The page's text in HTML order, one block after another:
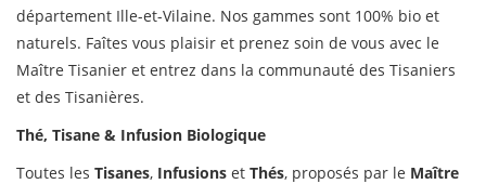
département Ille-et-Vilaine. Nos gammes sont 100% bio et
naturels. Faîtes vous plaisir et prenez soin de vous avec le
Maître Tisanier et entrez dans la communauté des Tisaniers
et des Tisanières.
Thé, Tisane & Infusion Biologique
Toutes les Tisanes, Infusions et Thés, proposés par le Maître